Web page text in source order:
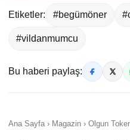
Etiketler: #begümöner
#vildanmumcu
Bu haberi paylaş:
Ana Sayfa › Magazin › Olgun